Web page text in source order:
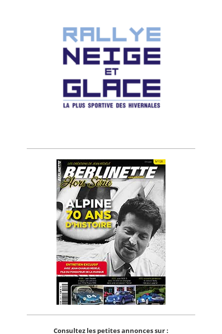
Consultez les petites annonces sur :